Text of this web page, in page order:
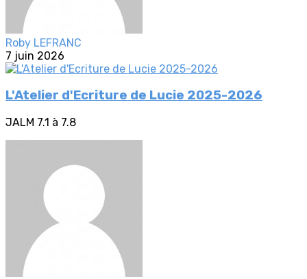
Roby LEFRANC
7 juin 2026
L'Atelier d'Ecriture de Lucie 2025-2026
JALM 7.1 à 7.8